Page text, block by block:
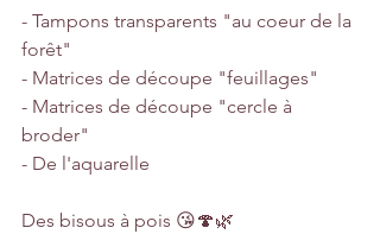
- Tampons transparents "au coeur de la
forêt"
- Matrices de découpe "feuillages"
- Matrices de découpe "cercle à
broder"
- De l'aquarelle
Des bisous à pois 😘🍄🌿